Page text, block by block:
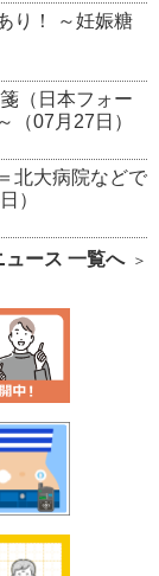
り！ ～妊娠糖
（日本フォー
07月27日）
北大病院などで
）
ュース 一覧へ